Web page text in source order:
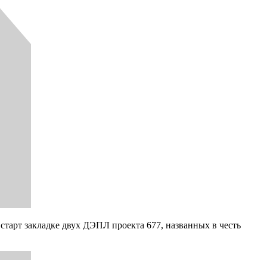
закладке двух ДЭПЛ проекта 677, названных в честь